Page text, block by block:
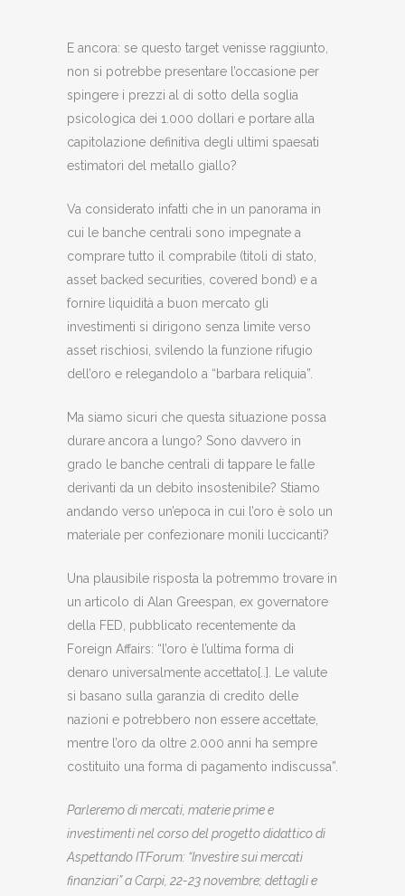
E ancora: se questo target venisse raggiunto,
non si potrebbe presentare l’occasione per
spingere i prezzi al di sotto della soglia
psicologica dei 1.000 dollari e portare alla
capitolazione definitiva degli ultimi spaesati
estimatori del metallo giallo?
Va considerato infatti che in un panorama in
cui le banche centrali sono impegnate a
comprare tutto il comprabile (titoli di stato,
asset backed securities, covered bond) e a
fornire liquidità a buon mercato gli
investimenti si dirigono senza limite verso
asset rischiosi, svilendo la funzione rifugio
dell’oro e relegandolo a “barbara reliquia”.
Ma siamo sicuri che questa situazione possa
durare ancora a lungo? Sono davvero in
grado le banche centrali di tappare le falle
derivanti da un debito insostenibile? Stiamo
andando verso un’epoca in cui l’oro è solo un
materiale per confezionare monili luccicanti?
Una plausibile risposta la potremmo trovare in
un articolo di Alan Greespan, ex governatore
della FED, pubblicato recentemente da
Foreign Affairs: “l’oro è l’ultima forma di
denaro universalmente accettato[..]. Le valute
si basano sulla garanzia di credito delle
nazioni e potrebbero non essere accettate,
mentre l’oro da oltre 2.000 anni ha sempre
costituito una forma di pagamento indiscussa”.
Parleremo di mercati, materie prime e
investimenti nel corso del progetto didattico di
Aspettando ITForum: “Investire sui mercati
finanziari” a Carpi, 22-23 novembre; dettagli e